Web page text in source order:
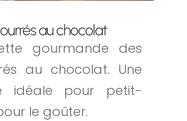
au chocolat
gourmande des
au chocolat. Une
idéale pour petit-
le goûter.